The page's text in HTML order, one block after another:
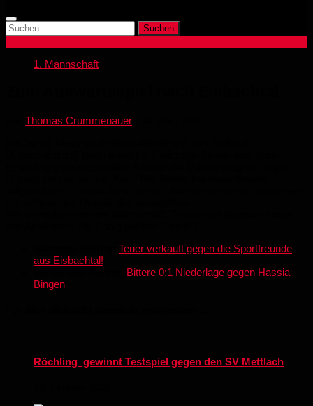
Suchen
nach:
1. Mannschaft
Thomas Crummenauer
Teuer verkauft gegen die Sportfreunde
aus Eisbachtal!
Bittere 0:1 Niederlage gegen Hassia
Bingen
Röchling gewinnt Testspiel gegen den SV Mettlach